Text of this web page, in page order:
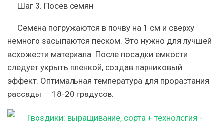
Шаг 3. Посев семян
Семена погружаются в почву на 1 см и сверху
немного засыпаются песком. Это нужно для лучшей
всхожести материала. После посадки емкости
следует укрыть пленкой, создав парниковый
эффект. Оптимальная температура для прорастания
рассады — 18-20 градусов.